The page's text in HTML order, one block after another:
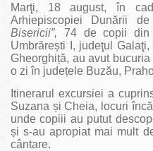
Marţi, 18 august, în
Arhiepiscopiei Dunării
Bisericii”, 74 de copii din
Umbrărești I, judeţul
Gheorghiță, au avut
o zi în județele Buzău,
Itinerarul excursiei a
Suzana și Cheia, locuri
unde copiii au putut
și s-au apropiat mai mult
cântare.